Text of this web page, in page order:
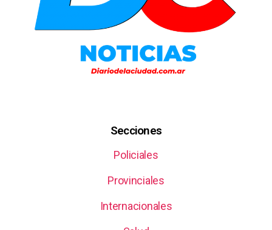
Secciones
Policiales
Provinciales
Internacionales